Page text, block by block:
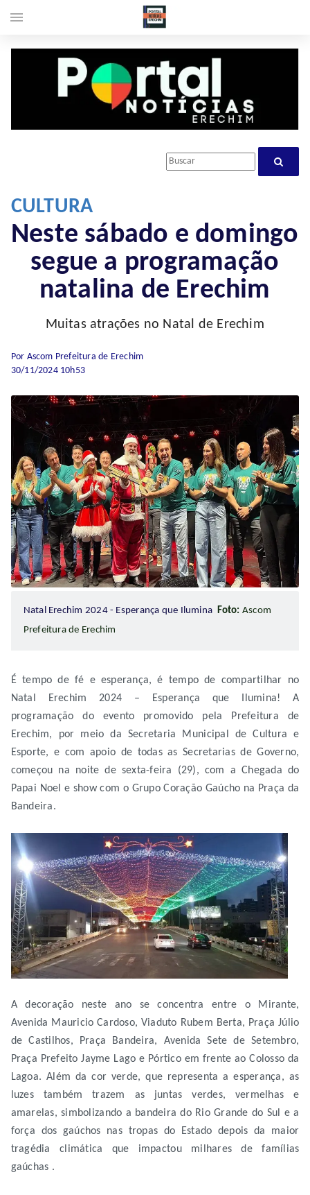
CULTURA
Neste sábado e domingo
segue a programação
natalina de Erechim
Muitas atrações no Natal de Erechim
Por Ascom Prefeitura de Erechim
30/11/2024 10h53
Natal Erechim 2024 - Esperança que Ilumina Foto: Ascom
Prefeitura de Erechim
É tempo de fé e esperança, é tempo de compartilhar no
Natal Erechim 2024 – Esperança que Ilumina! A
programação do evento promovido pela Prefeitura de
Erechim, por meio da Secretaria Municipal de Cultura e
Esporte, e com apoio de todas as Secretarias de Governo,
começou na noite de sexta-feira (29), com a Chegada do
Papai Noel e show com o Grupo Coração Gaúcho na Praça da
Bandeira.
A decoração neste ano se concentra entre o Mirante,
Avenida Mauricio Cardoso, Viaduto Rubem Berta, Praça Júlio
de Castilhos, Praça Bandeira, Avenida Sete de Setembro,
Praça Prefeito Jayme Lago e Pórtico em frente ao Colosso da
Lagoa. Além da cor verde, que representa a esperança, as
luzes também trazem as juntas verdes, vermelhas e
amarelas, simbolizando a bandeira do Rio Grande do Sul e a
força dos gaúchos nas tropas do Estado depois da maior
tragédia climática que impactou milhares de famílias
gaúchas .
menu